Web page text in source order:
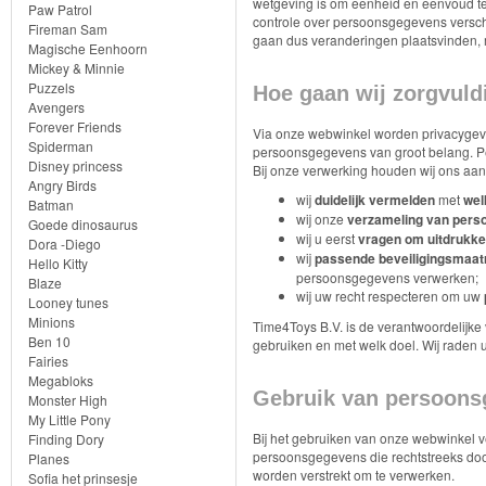
Schleich
Enchantimals
Shimmer
&
Shine
Little
Dutch
PJ
Masks
Super
Mario
controle over persoonsgegevens
gaan dus veranderingen
Hoe gaan wij
Via onze webwinkel worden
persoonsgegevens van groot belang.
Bij onze verwerking houden wij ons
wijduidelijk vermeldenmet
wij onzeverzameling van
wij u eerstvragen om
wijpassende
persoonsgegevens verwerken;
wij uw recht respecteren om uw
Time4Toys B.V. is de
gebruiken en met welk doel. Wij raden
Gebruik van
Bij het gebruiken van onze webwinkel
persoonsgegevens die rechtstreeks
worden verstrekt om te verwerken.
Paw Patrol
Fireman Sam
Magische Eenhoorn
Mickey & Minnie
Puzzels
Avengers
Forever Friends
Spiderman
Disney princess
Angry Birds
Batman
Goede dinosaurus
Dora -Diego
Hello Kitty
Blaze
Looney tunes
Minions
Ben 10
Fairies
Megabloks
Monster High
My Little Pony
Finding Dory
Planes
Sofia het prinsesje